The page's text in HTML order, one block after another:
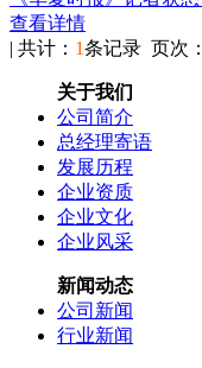
查看详情
| 共计： 1条记录 页次：
关于我们
公司简介
总经理寄语
发展历程
企业资质
企业文化
企业风采
新闻动态
公司新闻
行业新闻